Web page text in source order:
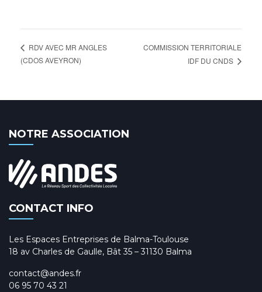
RDV AVEC MR ANGLES
(CDOS AVEYRON)
COMMISSION TERRITORIALE
IDF DU CNDS
NOTRE ASSOCIATION
CONTACT INFO
Les Espaces Entreprises de Balma-Toulouse
18 av Charles de Gaulle, Bât 35 – 31130 Balma
contact@andes.fr
06 95 70 43 21